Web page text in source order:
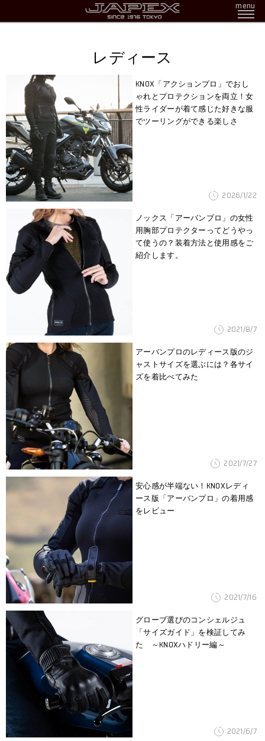
menu
レディース
KNOX「アクションプロ」でおし
ゃれとプロテクションを両立！女
性ライダーが着て感じた好きな服
でツーリングができる楽しさ
2026/1/22
ノックス「アーバンプロ」の女性
用胸部プロテクターってどうやっ
て使うの？装着方法と使用感をご
紹介します。
2021/8/7
アーバンプロのレディース版のジ
ャストサイズを選ぶには？各サイ
ズを着比べてみた
2021/7/27
安心感が半端ない！KNOXレディ
ース版「アーバンプロ」の着用感
をレビュー
2021/7/16
グローブ選びのコンシェルジュ
「サイズガイド」を検証してみ
た ～KNOXハドリー編～
2021/6/7